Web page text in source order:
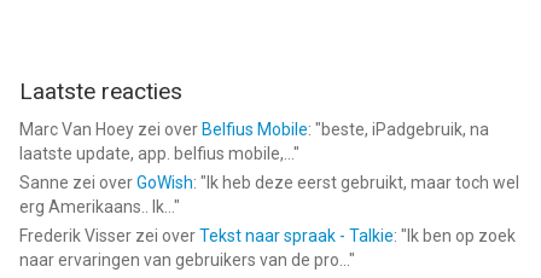
Laatste reacties
Marc Van Hoey zei over Belfius Mobile: "beste, iPadgebruik, na
laatste update, app. belfius mobile,... "
Sanne zei overGoWish: " Ik heb deze eerst gebruikt, maar toch wel
erg Amerikaans.. Ik... "
Frederik Visser zei overTekst naar spraak - Talkie: " Ik ben op zoek
naar ervaringen van gebruikers van de pro... "